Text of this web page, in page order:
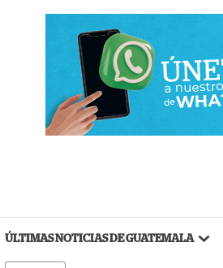
ÚLTIMAS NOTICIAS DE GUATEMALA